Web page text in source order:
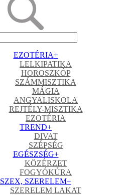
EZOTÉRIA+
LELKIPATIKA
HOROSZKÓP
SZÁMMISZTIKA
MÁGIA
ANGYALISKOLA
REJTÉLY-MISZTIKA
EZOTÉRIA
TREND+
DIVAT
SZÉPSÉG
EGÉSZSÉG+
KÖZÉRZET
FOGYÓKÚRA
SZEX, SZERELEM+
SZERELEM LAKAT